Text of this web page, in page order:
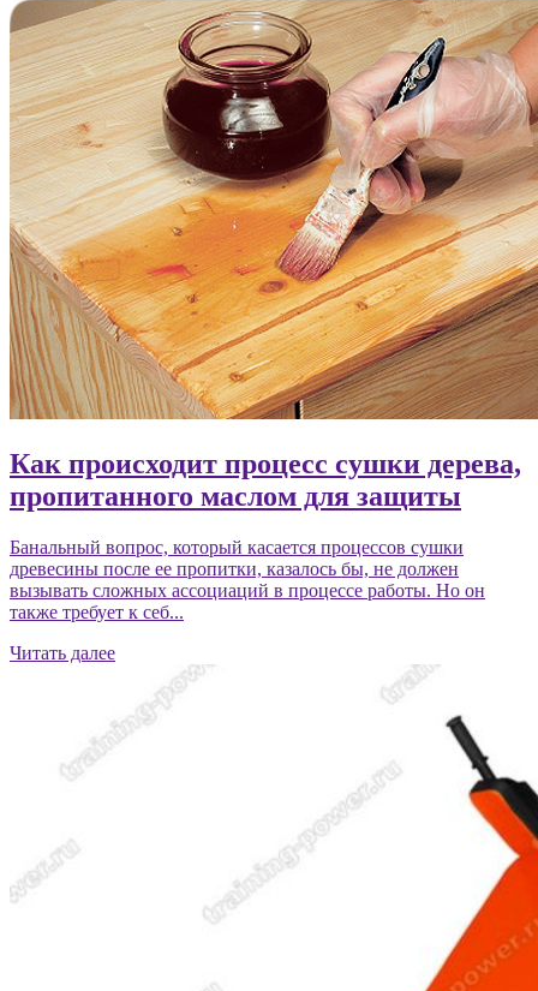
Как происходит процесс сушки дерева,
пропитанного маслом для защиты
Банальный вопрос, который касается процессов сушки
древесины после ее пропитки, казалось бы, не должен
вызывать сложных ассоциаций в процессе работы. Но он
также требует к себ...
Читать далее